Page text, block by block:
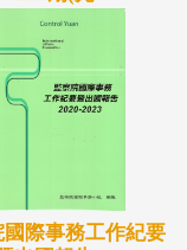
國際事務工作紀要